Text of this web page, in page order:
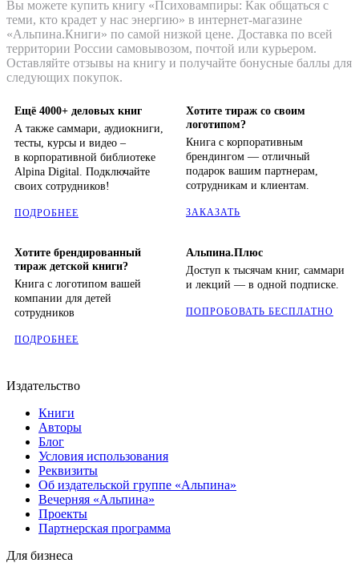
Вы можете купить книгу «Психовампиры: Как общаться с
теми, кто крадет у нас энергию» в интернет-магазине
«Альпина.Книги» по самой низкой цене. Доставка по всей
территории России самовывозом, почтой или курьером.
Оставляйте отзывы на книгу и получайте бонусные баллы для
следующих покупок.
Ещё 4000+ деловых книг
А также саммари, аудиокниги,
тесты, курсы и видео –
в корпоративной библиотеке
Alpina Digital. Подключайте
своих сотрудников!
ПОДРОБНЕЕ
Хотите тираж со своим
логотипом?
Книга с корпоративным
брендингом — отличный
подарок вашим партнерам,
сотрудникам и клиентам.
ЗАКАЗАТЬ
Хотите брендированный
тираж детской книги?
Книга с логотипом вашей
компании для детей
сотрудников
ПОДРОБНЕЕ
Альпина.Плюс
Доступ к тысячам книг, саммари
и лекций — в одной подписке.
ПОПРОБОВАТЬ БЕСПЛАТНО
Издательство
Книги
Авторы
Блог
Условия использования
Реквизиты
Об издательской группе «Альпина»
Вечерняя «Альпина»
Проекты
Партнерская программа
Для бизнеса